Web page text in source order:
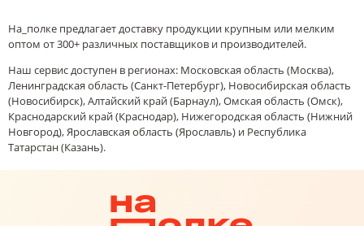
На_полке предлагает доставку продукции крупным или мелким
оптом от 300+ различных поставщиков и производителей.
Наш сервис доступен в регионах: Московская область (Москва),
Ленинградская область (Санкт-Петербург), Новосибирская область
(Новосибирск), Алтайский край (Барнаул), Омская область (Омск),
Краснодарский край (Краснодар), Нижегородская область (Нижний
Новгород), Ярославская область (Ярославль) и Республика
Татарстан (Казань).